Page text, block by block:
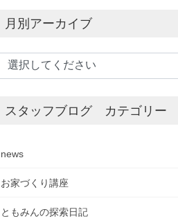
月別アーカイブ
スタッフブログ カテゴリー
news
お家づくり講座
ともみんの探索日記